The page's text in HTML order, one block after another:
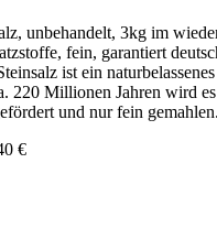
unbehandelt, 3kg im
fein, garantiert
ist ein
220 Millionen Jahren wird
und nur fein
€